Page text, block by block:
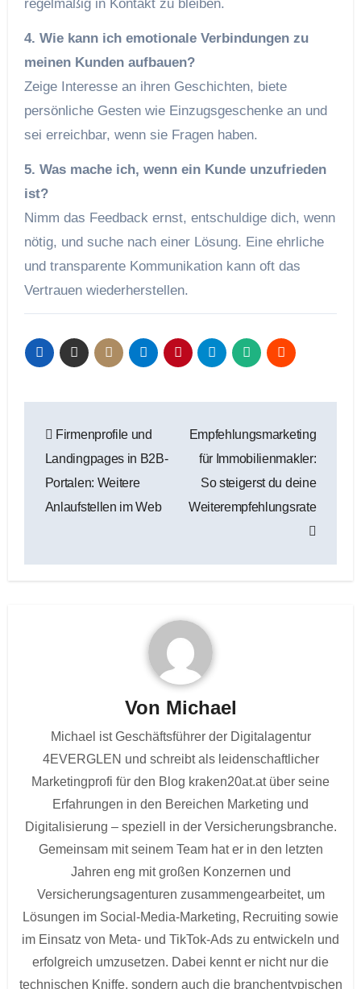
regelmäßig in Kontakt zu bleiben.
4. Wie kann ich emotionale Verbindungen zu
meinen Kunden aufbauen?
Zeige Interesse an ihren Geschichten, biete
persönliche Gesten wie Einzugsgeschenke an und
sei erreichbar, wenn sie Fragen haben.
5. Was mache ich, wenn ein Kunde unzufrieden
ist?
Nimm das Feedback ernst, entschuldige dich, wenn
nötig, und suche nach einer Lösung. Eine ehrliche
und transparente Kommunikation kann oft das
Vertrauen wiederherstellen.
Firmenprofile und
Landingpages in B2B-
Portalen: Weitere
Anlaufstellen im Web
Empfehlungsmarketing
für Immobilienmakler:
So steigerst du deine
Weiterempfehlungsrate
Von Michael
Michael ist Geschäftsführer der Digitalagentur
4EVERGLEN und schreibt als leidenschaftlicher
Marketingprofi für den Blog kraken20at.at über seine
Erfahrungen in den Bereichen Marketing und
Digitalisierung – speziell in der Versicherungsbranche.
Gemeinsam mit seinem Team hat er in den letzten
Jahren eng mit großen Konzernen und
Versicherungsagenturen zusammengearbeitet, um
Lösungen im Social-Media-Marketing, Recruiting sowie
im Einsatz von Meta- und TikTok-Ads zu entwickeln und
erfolgreich umzusetzen. Dabei kennt er nicht nur die
technischen Kniffe, sondern auch die branchentypischen